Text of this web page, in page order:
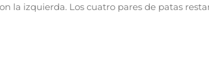
la izquierda. Los cuatro pares de patas